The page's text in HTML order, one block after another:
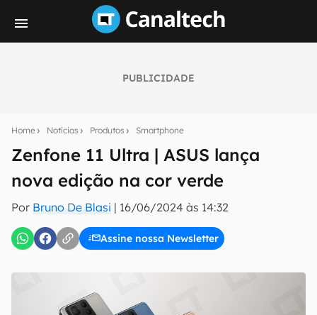
PUBLICIDADE
Home Notícias Produtos Smartphone
Zenfone 11 Ultra | ASUS lança
nova edição na cor verde
Por Bruno De Blasi | 16/06/2024 às 14:32
Assine nossa Newsletter
notícias e reviews sobre tecnologia em primeira
mão.
E-mail
inscreva-se
Uso e Política de Privacidade do Canaltech.